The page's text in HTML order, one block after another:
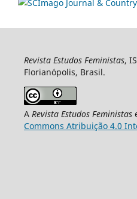
Revista Estudos Feministas,
Florianópolis, Brasil.
A Revista Estudos Feministas
Commons Atribuição 4.0